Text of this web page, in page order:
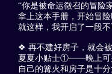
“你是被命运徵召的冒险
拿上这本手册，开始冒险
就这样，我开启了一段不
❖ 再不建好房子，就会被
夏夏小贴士①——晚上可
自己的篝火和房子是十分